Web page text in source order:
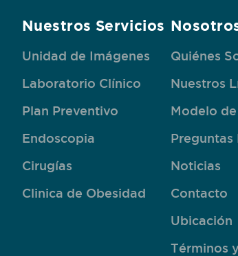
Nuestros Servicios
Unidad de Imágenes
Laboratorio Clínico
Plan Preventivo
Endoscopia
Cirugías
Clinica de Obesidad
Quiénes
Nuestros
Modelo
Preguntas
Noticias
Contacto
Ubicación
Términos